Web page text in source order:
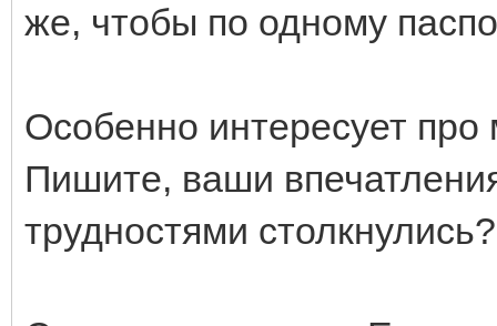
же, чтобы по одному
Особенно интересует
Пишите, ваши
трудностями столкнулись?